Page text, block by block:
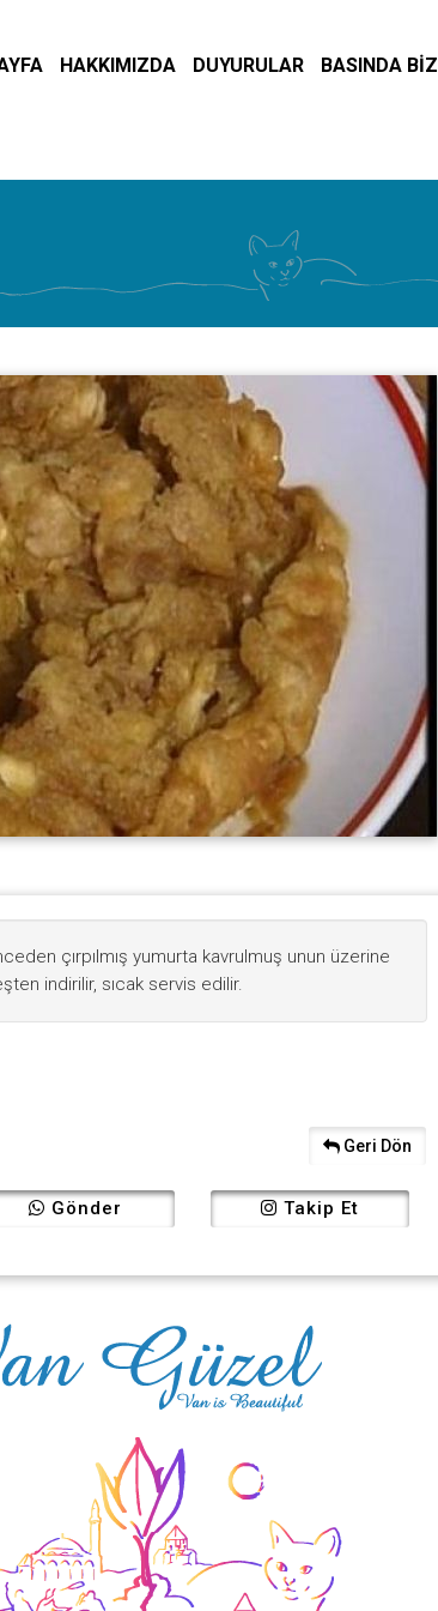
HAKKIMIZDA DUYURULAR BASINDA BİZ
çırpılmış yumurta kavrulmuş unun üzerine
indirilir, sıcak servis edilir.
Geri Dön
Gönder Takip Et